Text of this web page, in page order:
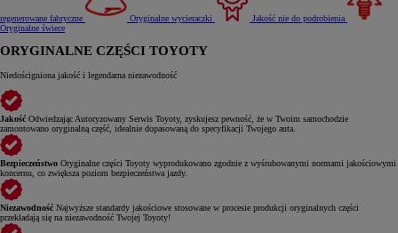
regenerowane fabryczne Oryginalne wycieraczki
Jakość nie do podrobienia
Oryginalne świece
ORYGINALNE CZĘŚCI TOYOTY
Niedościgniona jakość i legendarna niezawodność
Jakość Odwiedzając Autoryzowany Serwis Toyoty, zyskujesz pewność, że w Twoim samochodzie
zamontowano oryginalną część, idealnie dopasowaną do specyfikacji Twojego auta.
Bezpieczeństwo Oryginalne części Toyoty wyprodukowano zgodnie z wyśrubowanymi normami jakościowymi
koncernu, co zwiększa poziom bezpieczeństwa jazdy.
Niezawodność Najwyższe standardy jakościowe stosowane w procesie produkcji oryginalnych części
przekładają się na niezawodność Twojej Toyoty!